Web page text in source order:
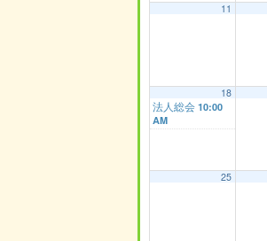
11
18
法人総会 10:00
AM
25